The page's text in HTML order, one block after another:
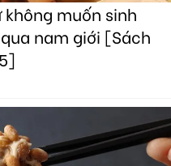
không muốn sinh
nam giới [Sách